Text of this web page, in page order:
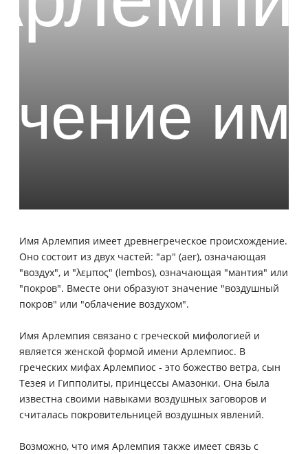
Имя Арлемпия имеет древнегреческое происхождение.
Оно состоит из двух частей: "ар" (aer), означающая
"воздух", и "λεμπος" (lembos), означающая "мантия" или
"покров". Вместе они образуют значение "воздушный
покров" или "облачение воздухом".
Имя Арлемпия связано с греческой мифологией и
является женской формой имени Арлемпиос. В
греческих мифах Арлемпиос - это божество ветра, сын
Тезея и Гипполиты, принцессы Амазонки. Она была
известна своими навыками воздушных заговоров и
считалась покровительницей воздушных явлений.
Возможно, что имя Арлемпия также имеет связь с